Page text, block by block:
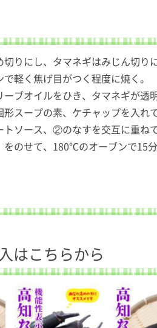
りにし、タマネギはみじん切りに
軽く焦げ目がつく程度に焼く。
ブオイルをひき、タマネギが透
スープの素、ケチャップを入れ
ソース、②のなすを交互に重ね
をのせて、180℃のオーブンで15
はこちらから